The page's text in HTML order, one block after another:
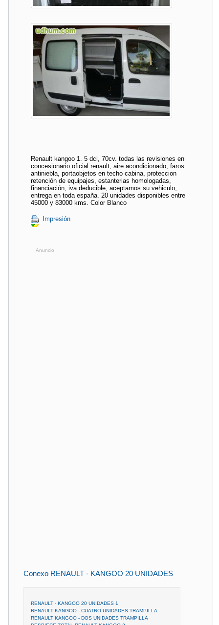
Renault kangoo 1. 5 dci, 70cv. todas las revisiones en
concesionario oficial renault, aire acondicionado, faros
antiniebla, portaobjetos en techo cabina, proteccion
retención de equipajes, estanterias homologadas,
financiación, iva deducible, aceptamos su vehiculo,
entrega en toda españa. 20 unidades disponibles entre
45000 y 83000 kms. Color Blanco
Impresión
Anuncio
Conexo RENAULT - KANGOO 20 UNIDADES
RENAULT - KANGOO 20 UNIDADES 1
RENAULT KANGOO - CUATRO UNIDADES TRAMPILLA
RENAULT KANGOO - DOS UNIDADES TRAMPILLA